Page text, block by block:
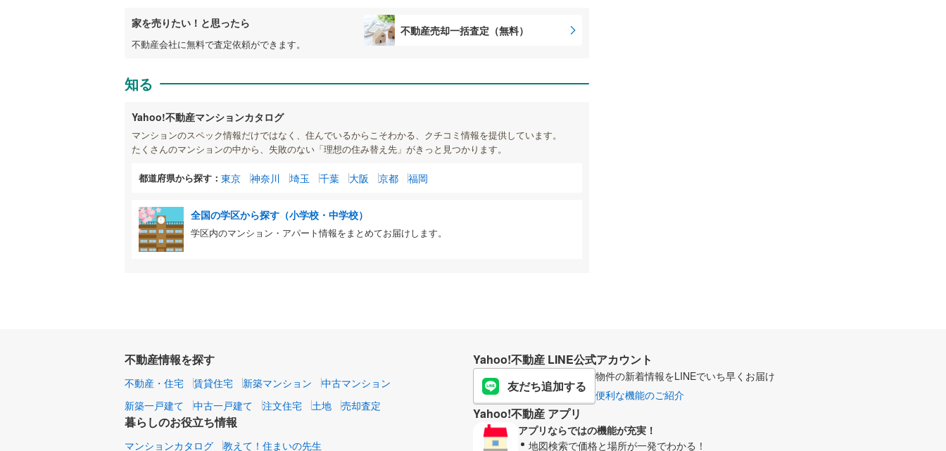
家を売りたい！と思ったら
不動産会社に無料で査定依頼ができます。
不動産売却一括査定（無料）
知る
Yahoo!不動産マンションカタログ
マンションのスペック情報だけではなく、住んでいるからこそわかる、クチコミ情報を提供しています。
たくさんのマンションの中から、失敗のない「理想の住み替え先」がきっと見つかります。
都道府県から探す： 東京 神奈川 埼玉 千葉 大阪 京都 福岡
全国の学区から探す（小学校・中学校）
学区内のマンション・アパート情報をまとめてお届けします。
不動産情報を探す
不動産・住宅 賃貸住宅 新築マンション
中古マンション
新築一戸建て
中古一戸建て 注文住宅 土地 売却査定
暮らしのお役立ち情報
マンションカタログ 教えて！住まいの先生
Yahoo!不動産 LINE公式アカウント
友だち追加する
物件の新着情報をLINEでいち早くお届け
便利な機能のご紹介
Yahoo!不動産 アプリ
アプリならではの機能が充実！
地図検索で価格と場所が一発でわかる！